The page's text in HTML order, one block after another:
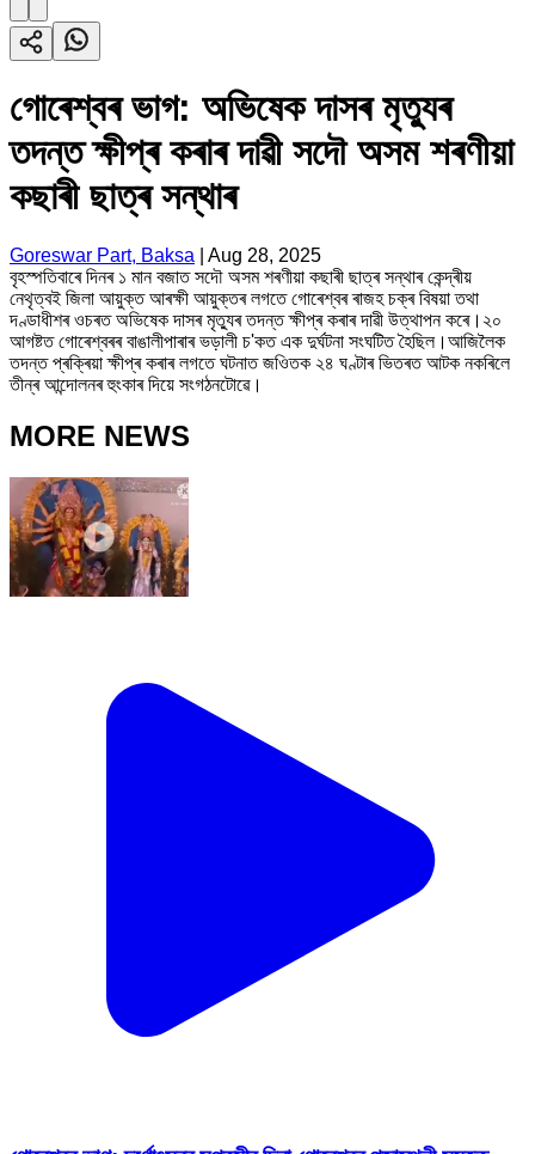
গোৰেশ্বৰ ভাগ: অভিষেক দাসৰ মৃত্যুৰ
তদন্ত ক্ষীপ্ৰ কৰাৰ দাৱী সদৌ অসম শৰণীয়া
কছাৰী ছাত্ৰ সন্থাৰ
Goreswar Part, Baksa
Aug 28, 2025
বৃহস্পতিবাৰে দিনৰ ১ মান বজাত সদৌ অসম শৰণীয়া কছাৰী ছাত্ৰ সন্থাৰ কেন্দ্ৰীয়
নেথৃত্বই জিলা আয়ুক্ত আৰক্ষী আয়ুক্তৰ লগতে গোৰেশ্বৰ ৰাজহ চক্ৰ বিষয়া তথা
দণ্ডাধীশৰ ওচৰত অভিষেক দাসৰ মৃত্যুৰ তদন্ত ক্ষীপ্ৰ কৰাৰ দাৱী উত্থাপন কৰে।২০
আগষ্টত গোৰেশ্বৰৰ বাঙালীপাৰাৰ ভড়ালী চ'কত এক দুৰ্ঘটনা সংঘটিত হৈছিল।আজিলৈক
তদন্ত প্ৰক্ৰিয়া ক্ষীপ্ৰ কৰাৰ লগতে ঘটনাত জওিতক ২৪ ঘণ্টাৰ ভিতৰত আটক নকৰিলে
তীন্ৰ আন্দোলনৰ হুংকাৰ দিয়ে সংগঠনটোৱে।
MORE NEWS